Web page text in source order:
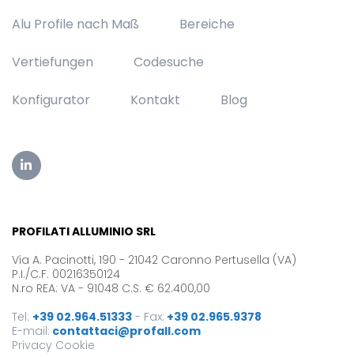
Alu Profile nach Maß Bereiche
Vertiefungen Codesuche
Konfigurator Kontakt Blog
PROFILATI ALLUMINIO SRL
Via A. Pacinotti, 190 - 21042 Caronno Pertusella (VA)
P.I./C.F. 00216350124
N.ro REA: VA - 91048 C.S. € 62.400,00
Tel: +39 02.964.51333 - Fax: +39 02.965.9378
E-mail: contattaci@profall.com
Privacy Cookie